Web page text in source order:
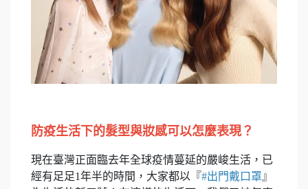
防疫生活下的髮型與妝感可以怎麼表現？
現在臺灣正面臨去年全球疫情蔓延的嚴峻生活，已
經有足足1年半的時間，大家都以『#出門戴口罩 』